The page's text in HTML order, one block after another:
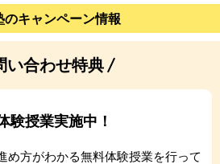
キャンペーン情報
い合わせ特典
験授業実施中！
め方がわかる無料体験授業を行って